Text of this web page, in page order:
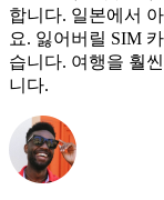
합니다. 일본에서
요. 잃어버릴 SIM
습니다. 여행을 훨
니다.